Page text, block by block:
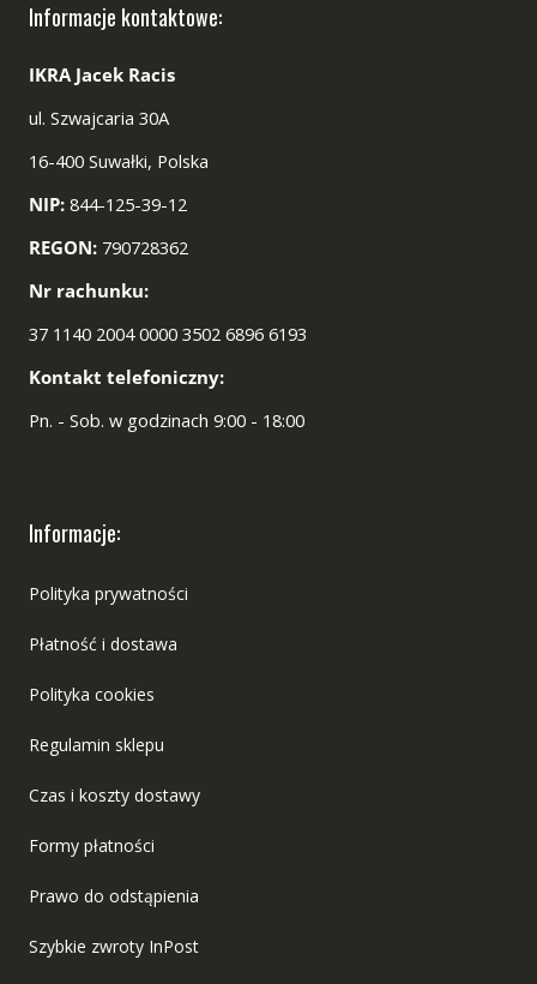
Informacje kontaktowe:
IKRA Jacek Racis
ul. Szwajcaria 30A
16-400 Suwałki, Polska
NIP:844-125-39-12
REGON:790728362
Nr rachunku:
37 1140 2004 0000 3502 6896 6193
Kontakt telefoniczny:
Pn. - Sob. w godzinach 9:00 - 18:00
Informacje:
Polityka prywatności
Płatność i dostawa
Polityka cookies
Regulamin sklepu
Czas i koszty dostawy
Formy płatności
Prawo do odstąpienia
Szybkie zwroty InPost